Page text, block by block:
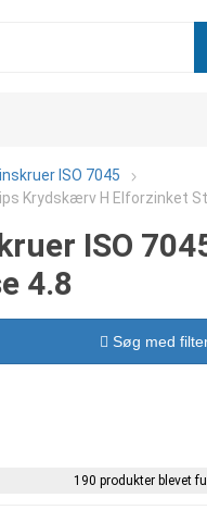
ISO 7045
Krydskærv H Elforzinket
ISO
4.8
Søg med
190 produkter blevet